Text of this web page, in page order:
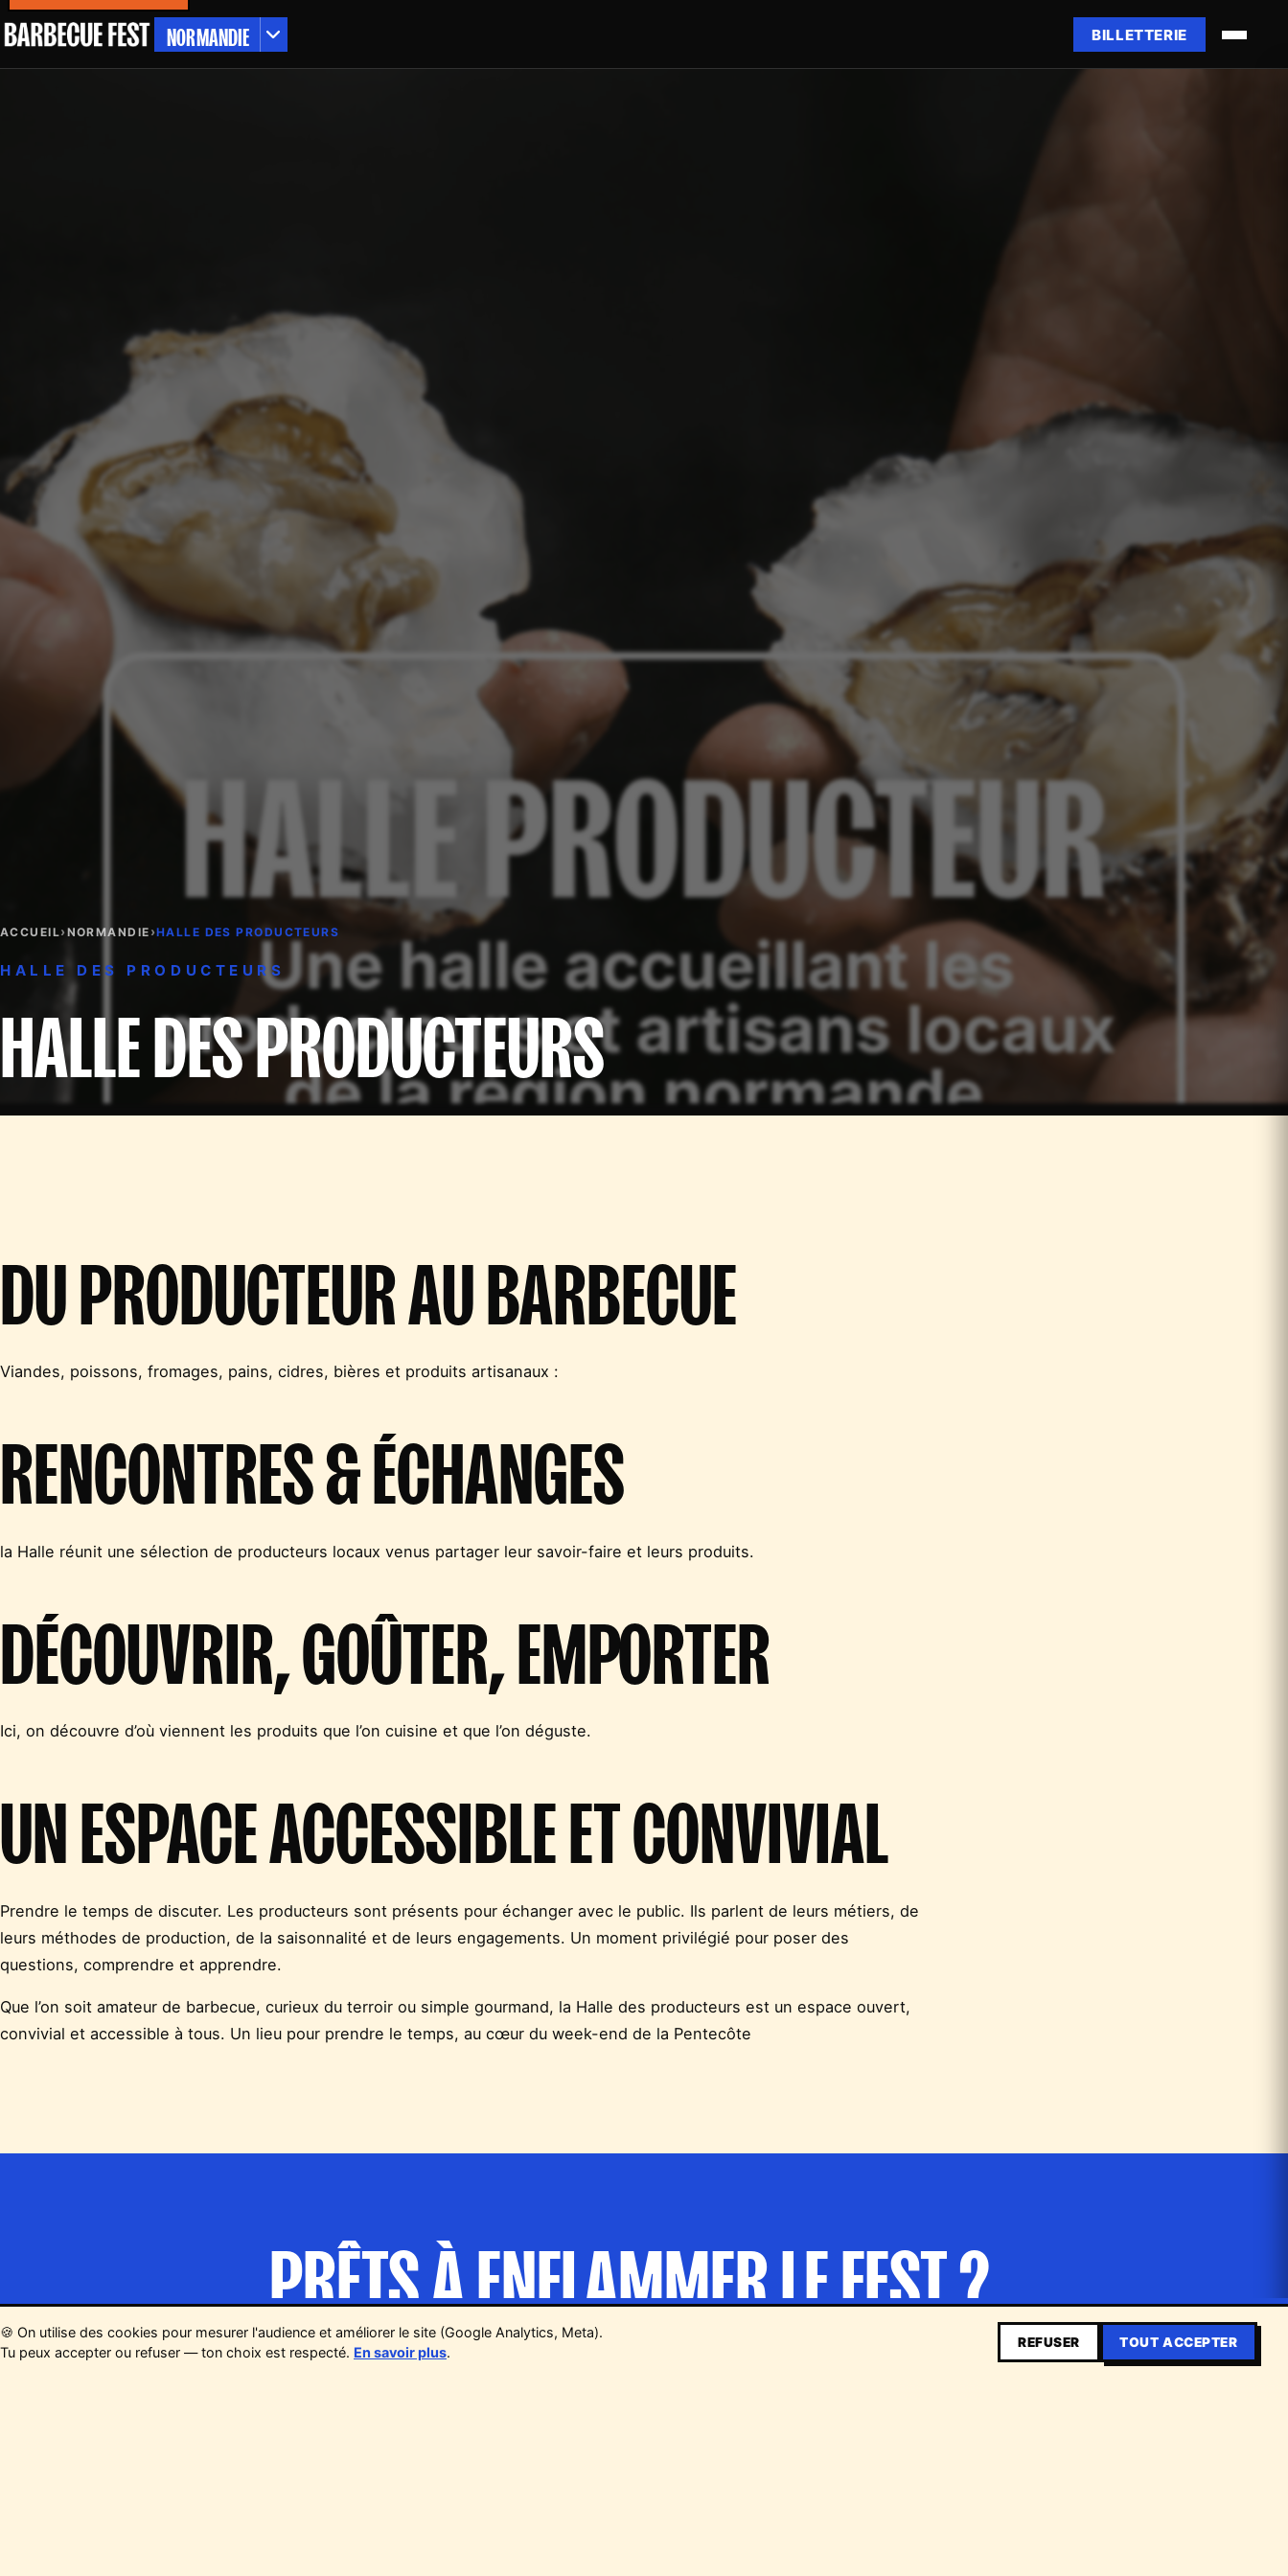
NORMANDIE BILLETTERIE
ACCUEIL› NORMANDIE ›HALLE DES PRODUCTEURS
HALLE DES PRODUCTEURS
HALLE DES PRODUCTEURS
DU PRODUCTEUR AU BARBECUE
Viandes, poissons, fromages, pains, cidres, bières et produits artisanaux :
RENCONTRES & ÉCHANGES
la Halle réunit une sélection de producteurs locaux venus partager leur savoir-faire et leurs produits.
DÉCOUVRIR, GOÛTER, EMPORTER
Ici, on découvre d’où viennent les produits que l’on cuisine et que l’on déguste.
UN ESPACE ACCESSIBLE ET CONVIVIAL
Prendre le temps de discuter. Les producteurs sont présents pour échanger avec le public. Ils parlent de leurs métiers, de
leurs méthodes de production, de la saisonnalité et de leurs engagements. Un moment privilégié pour poser des
questions, comprendre et apprendre.
Que l’on soit amateur de barbecue, curieux du terroir ou simple gourmand, la Halle des producteurs est un espace ouvert,
convivial et accessible à tous. Un lieu pour prendre le temps, au cœur du week-end de la Pentecôte
PRÊTS À ENFLAMMER LE FEST ?
Rejoignez la communauté Barbecue Fest : dates, guests
🍪 On utilise des cookies pour mesurer l'audience et améliorer le site (Google Analytics, Meta).
Tu peux accepter ou refuser — ton choix est respecté. En savoir plus.
REFUSER TOUT ACCEPTER